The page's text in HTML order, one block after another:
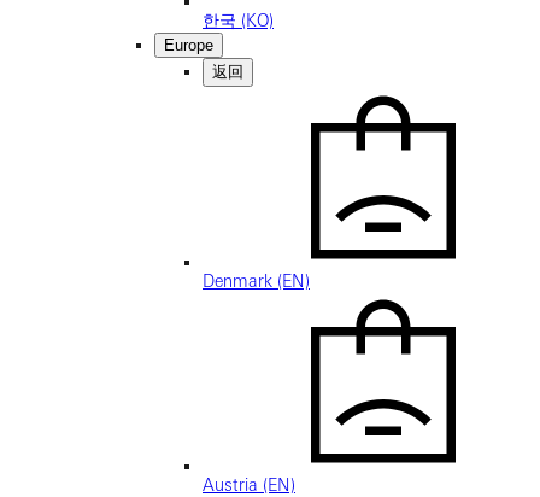
한국 (KO)
Europe
返回
Denmark (EN)
Austria (EN)